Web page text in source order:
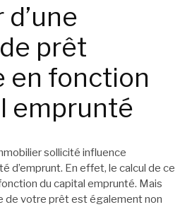
d’une
prêt
en fonction
emprunté
sollicité influence
d’emprunt. En effet, le calcul de ce
du capital emprunté. Mais
de votre prêt est également non